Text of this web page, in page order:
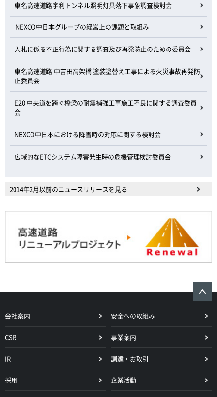
東名高速道路宇利トンネル照明灯具落下事象調査検討会
NEXCO中日本グループの経営上の課題と取組み
入札に係る不正行為に関する調査及び再発防止のための委員会
東名高速道路 中吉田高架橋 塗装塗替え工事による火災事故再発防
止委員会
E20 中央道を跨ぐ橋梁の耐震補強工事施工不良に関する調査委員
会
NEXCO中日本における降雪時の対応に関する検討会
広域的なETCシステム障害発生時の危機管理検討委員会
2014年2月以前のニュースリリースを見る
会社案内 安全への取組み
CSR 事業案内
IR 調達・お取引
採用 企業活動